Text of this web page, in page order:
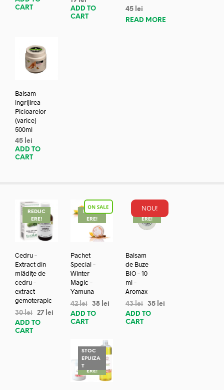
CART
ADD TO
CART
45 lei
READ MORE
Balsam
ingrijirea
Picioarelor
(varice)
500ml
45 lei
ADD TO
CART
REDUC
ERE!
Cedru –
Extract din
mlădițe de
cedru –
extract
gemoterapic
30lei 27 lei
ADD TO
CART
REDUC
ERE!
Pachet
Special –
Winter
Magic –
Yamuna
42lei 38 lei
ADD TO
CART
NOU!
REDUC
ERE!
Balsam
de Buze
BIO – 10
ml –
Aromax
43lei 35 lei
ADD TO
CART
STOC
EPUIZA
TREDUC
ERE!